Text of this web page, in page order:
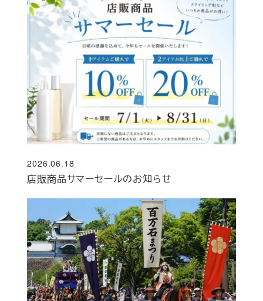
店販商品サマーセールのお知らせ
投稿日
2026.06.18